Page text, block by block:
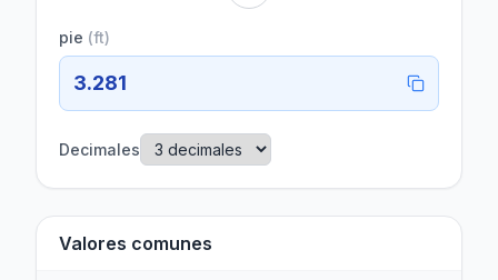
pie (ft)
3.281
Decimales
Valores comunes